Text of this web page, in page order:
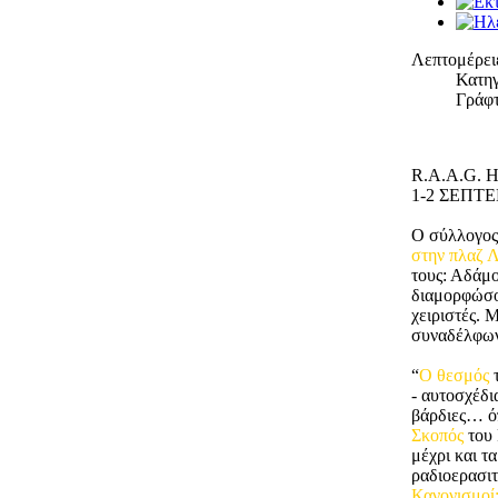
R.A.A.G.
1-2
Ο
στην πλαζ
τους:
χειριστές.
“Ο θεσμός
-
βάρδιες…
Σκοπόςτου
μέχρι και